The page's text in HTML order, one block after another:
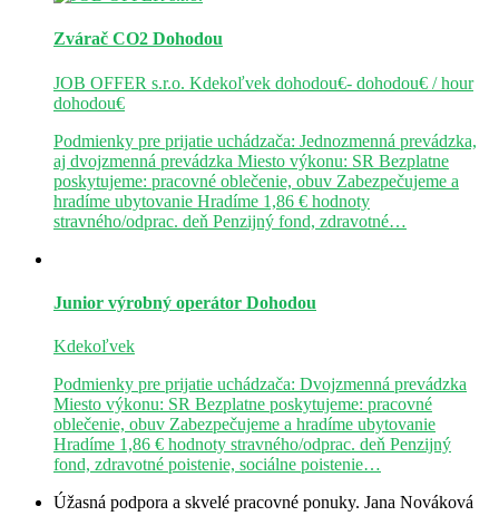
Zvárač CO2 Dohodou
JOB OFFER s.r.o. Kdekoľvek dohodou€- dohodou€ / hour
dohodou€
Podmienky pre prijatie uchádzača: Jednozmenná prevádzka,
aj dvojzmenná prevádzka Miesto výkonu: SR Bezplatne
poskytujeme: pracovné oblečenie, obuv Zabezpečujeme a
hradíme ubytovanie Hradíme 1,86 € hodnoty
stravného/odprac. deň Penzijný fond, zdravotné…
Junior výrobný operátor Dohodou
Kdekoľvek
Podmienky pre prijatie uchádzača: Dvojzmenná prevádzka
Miesto výkonu: SR Bezplatne poskytujeme: pracovné
oblečenie, obuv Zabezpečujeme a hradíme ubytovanie
Hradíme 1,86 € hodnoty stravného/odprac. deň Penzijný
fond, zdravotné poistenie, sociálne poistenie…
Úžasná podpora a skvelé pracovné ponuky. Jana Nováková